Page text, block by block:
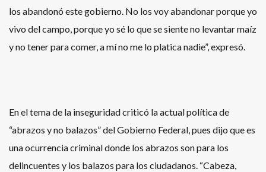
los abandonó este gobierno. No los voy abandonar porque yo
vivo del campo, porque yo sé lo que se siente no levantar maíz
y no tener para comer, a mí no me lo platica nadie”, expresó.
En el tema de la inseguridad criticó la actual política de
“abrazos y no balazos” del Gobierno Federal, pues dijo que es
una ocurrencia criminal donde los abrazos son para los
delincuentes y los balazos para los ciudadanos. “Cabeza,